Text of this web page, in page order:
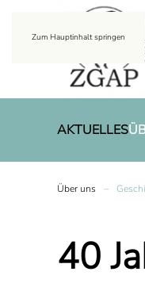
Zum Hauptinhalt springen
AKTUELLES
Über uns
40